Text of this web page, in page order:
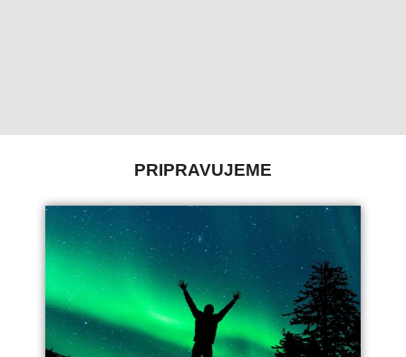
PRIPRAVUJEME